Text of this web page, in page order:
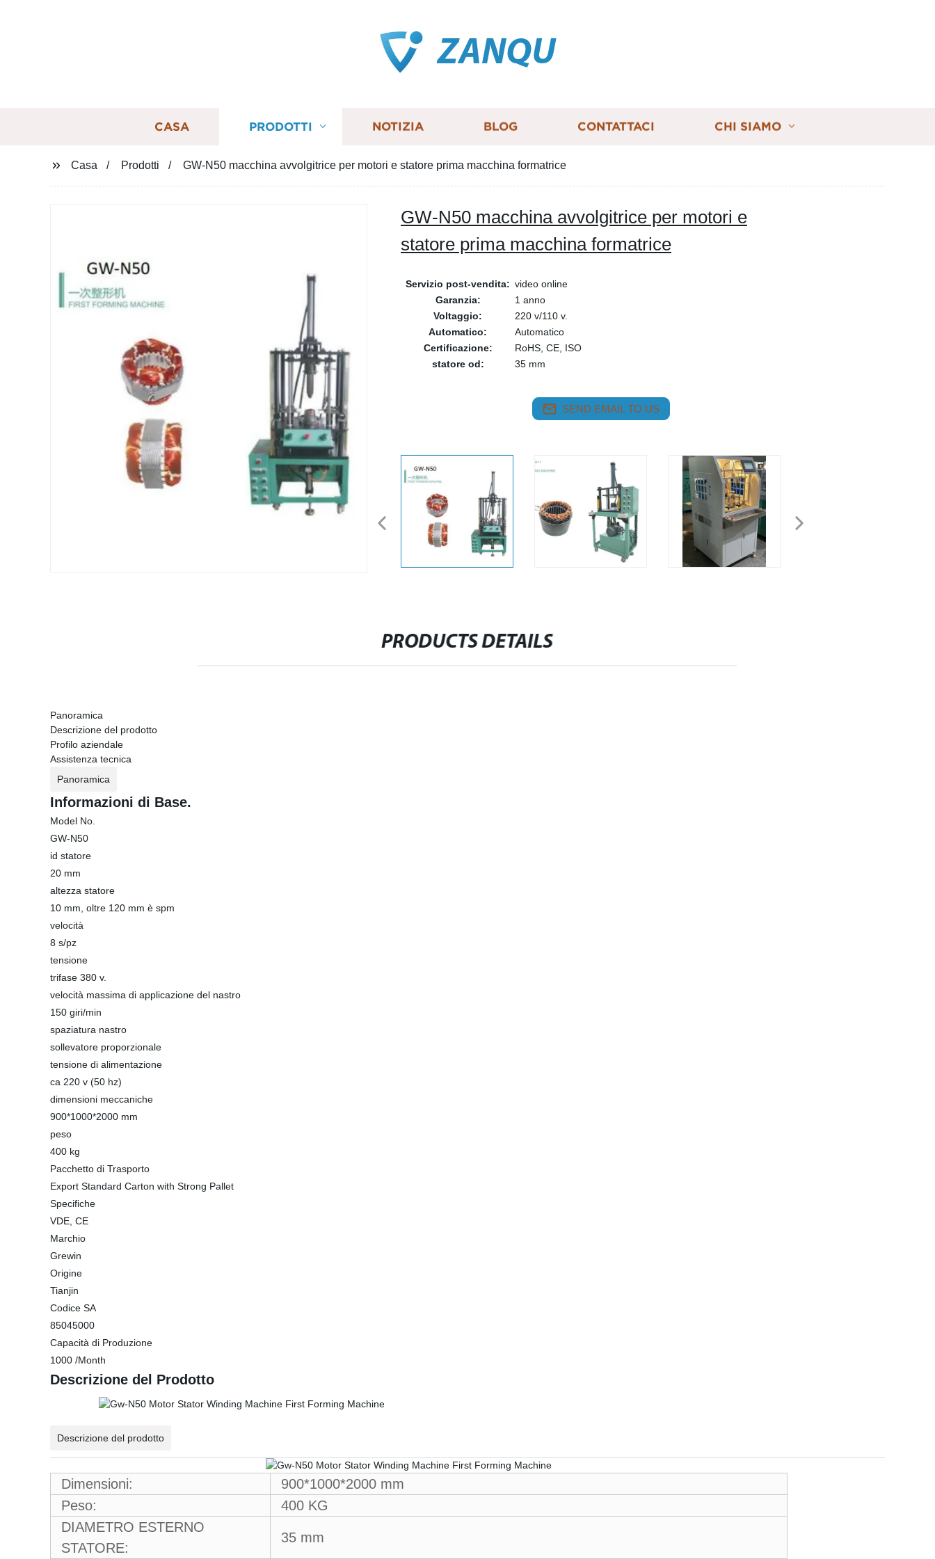
ZANQU
CASA PRODOTTI NOTIZIA BLOG CONTATTACI CHI SIAMO
Casa Prodotti GW-N50 macchina avvolgitrice per motori e statore prima macchina formatrice
GW-N50 macchina avvolgitrice per motori e
statore prima macchina formatrice
Servizio post-vendita: video online
Garanzia:
1 anno
Voltaggio:
220 v/110 v.
Automatico:
Automatico
Certificazione:
RoHS, CE, ISO
statore od:
35 mm
SEND EMAIL TO US
PRODUCTS DETAILS
Panoramica
Descrizione del prodotto
Profilo aziendale
Assistenza tecnica
Panoramica
Informazioni di Base.
Model No.
GW-N50
id statore
20 mm
altezza statore
10 mm, oltre 120 mm è spm
velocità
8 s/pz
tensione
trifase 380 v.
velocità massima di applicazione del nastro
150 giri/min
spaziatura nastro
sollevatore proporzionale
tensione di alimentazione
ca 220 v (50 hz)
dimensioni meccaniche
900*1000*2000 mm
peso
400 kg
Pacchetto di Trasporto
Export Standard Carton with Strong Pallet
Specifiche
VDE, CE
Marchio
Grewin
Origine
Tianjin
Codice SA
85045000
Capacità di Produzione
1000 /Month
Descrizione del Prodotto
Descrizione del prodotto
Dimensioni:
900*1000*2000 mm
Peso:
400 KG
DIAMETRO ESTERNO
STATORE:
35 mm